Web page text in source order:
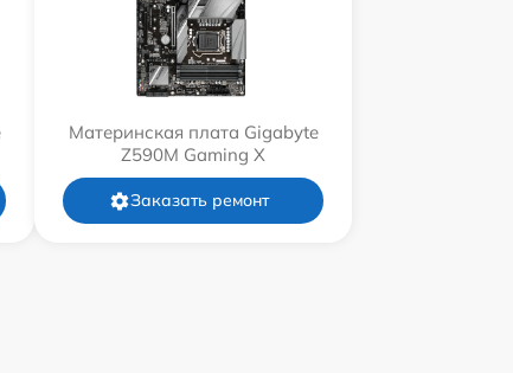
Материнская плата Gigabyte
Z590M Gaming X
Заказать ремонт